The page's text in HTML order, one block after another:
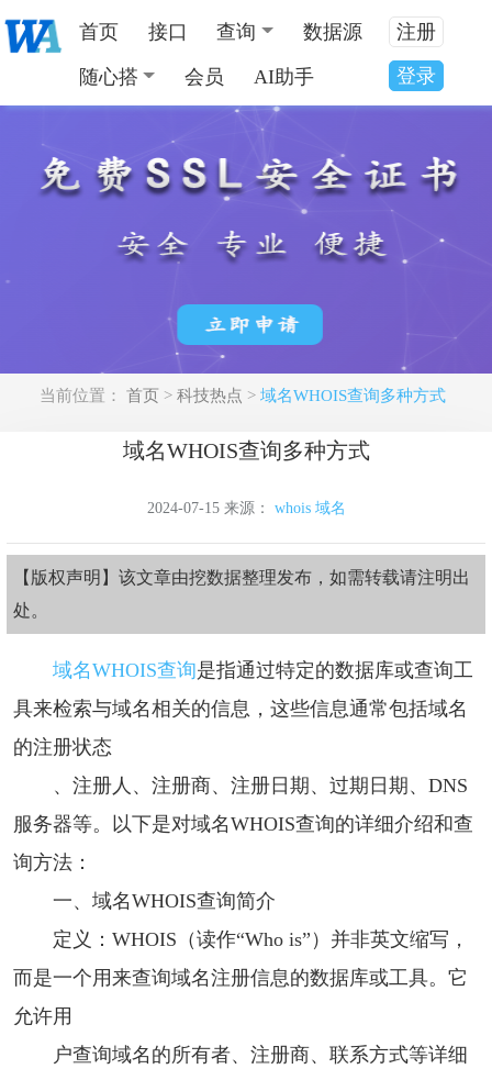
首页 接口 查询 数据源
随心搭 会员 AI助手
注册
登录
当前位置： 首页 > 科技热点 > 域名WHOIS查询多种方式
域名WHOIS查询多种方式
2024-07-15 来源： whois 域名
【版权声明】该文章由挖数据整理发布，如需转载请注明出
处。
域名WHOIS查询是指通过特定的数据库或查询工
具来检索与域名相关的信息，这些信息通常包括域名
的注册状态
、注册人、注册商、注册日期、过期日期、DNS
服务器等。以下是对域名WHOIS查询的详细介绍和查
询方法：
一、域名WHOIS查询简介
定义：WHOIS（读作“Who is”）并非英文缩写，
而是一个用来查询域名注册信息的数据库或工具。它
允许用
户查询域名的所有者、注册商、联系方式等详细